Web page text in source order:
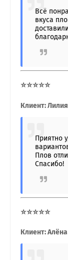
Всё
вкуса
⭐⭐⭐⭐⭐
Клиент:
Приятно
Плов
Спасибо!
⭐⭐⭐⭐⭐
Клиент: